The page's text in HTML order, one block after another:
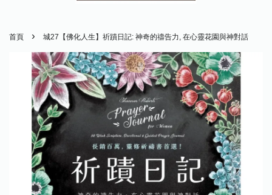
首頁 › 城27【佛化人生】祈蹟日記: 神奇的禱告力, 在心靈花園與神對話